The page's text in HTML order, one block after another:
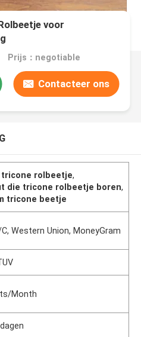
voor
Prijs：negotiable
Contacteer ons
tricone rolbeetje,
die tricone rolbeetje boren,
tricone beetje
Western Union, MoneyGram
Month